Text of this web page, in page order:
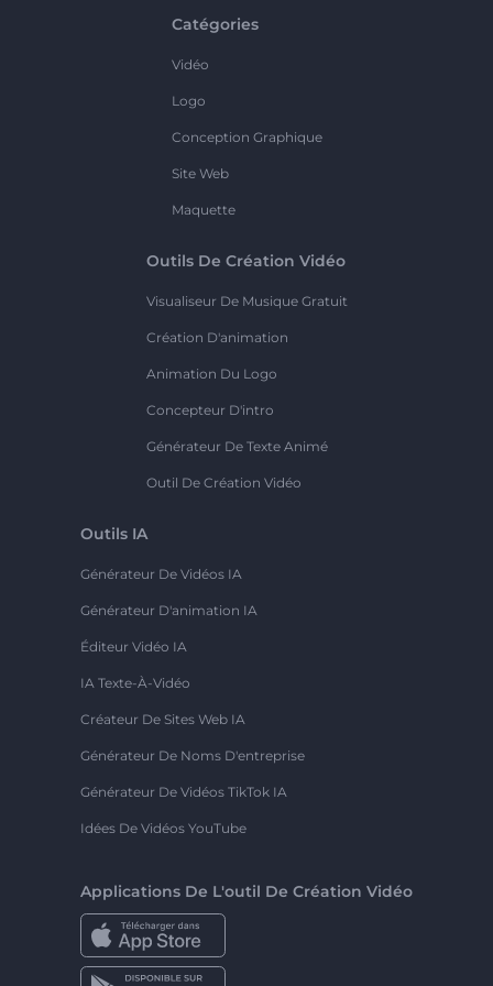
Catégories
Vidéo
Logo
Conception Graphique
Site Web
Maquette
Outils De Création Vidéo
Visualiseur De Musique Gratuit
Création D'animation
Animation Du Logo
Concepteur D'intro
Générateur De Texte Animé
Outil De Création Vidéo
Outils IA
Générateur De Vidéos IA
Générateur D'animation IA
Éditeur Vidéo IA
IA Texte-À-Vidéo
Créateur De Sites Web IA
Générateur De Noms D'entreprise
Générateur De Vidéos TikTok IA
Idées De Vidéos YouTube
Applications De L'outil De Création Vidéo